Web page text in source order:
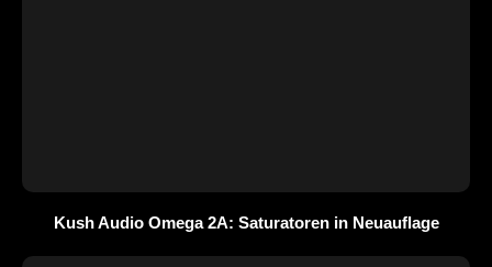
Kush Audio Omega 2A: Saturatoren in Neuauflage